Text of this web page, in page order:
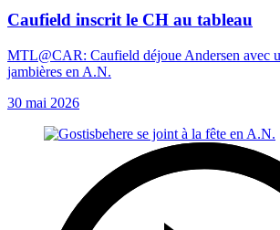
Caufield inscrit le CH au tableau
MTL@CAR: Caufield déjoue Andersen avec
jambières en A.N.
30 mai 2026